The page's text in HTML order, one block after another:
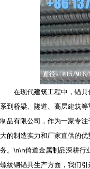
在现代建筑工程中，锚
系到桥梁、隧道、高层建筑
制品有限公司，作为一家专
大的制造实力和厂家直供的
务。\n\n倚道金属制品深耕行
螺纹钢锚具生产方面，我们